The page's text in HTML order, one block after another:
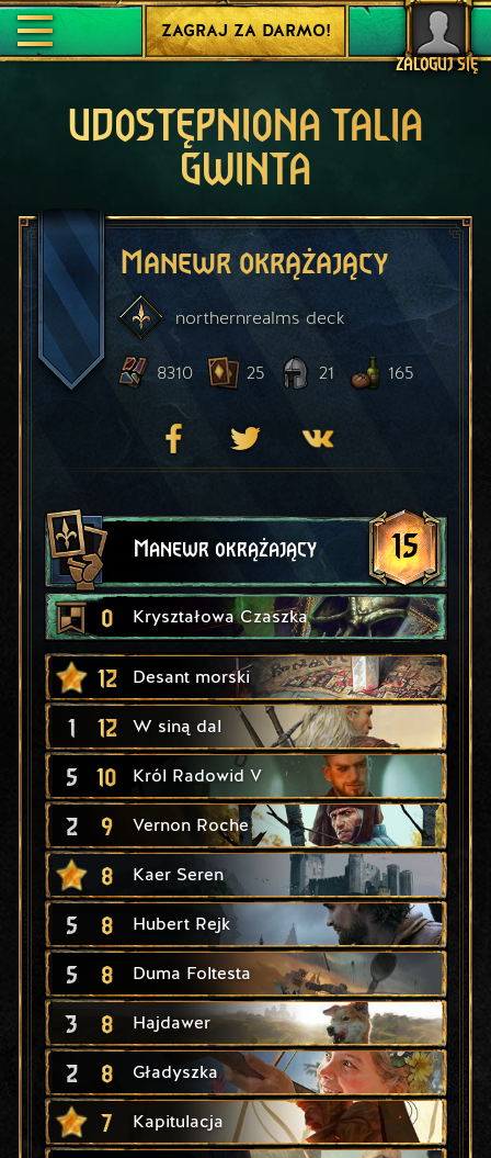
ZALOGUJ SIĘ
ZAGRAJ ZA DARMO!
UDOSTĘPNIONA TALIA
GWINTA
Manewr okrążający
northernrealmsdeck
8310 25 21 165
Manewr okrążający 15
0 Kryształowa Czaszka
12 Desant morski
1 12 W siną dal
5 10 Król Radowid V
2 9 Vernon Roche
8 Kaer Seren
5 8 Hubert Rejk
5 8 Duma Foltesta
3 8 Hajdawer
2 8 Gładyszka
7 Kapitulacja